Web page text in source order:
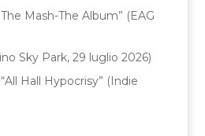
Mash-The Album” (EAG
Sky Park, 29 luglio 2026)
Hall Hypocrisy” (Indie